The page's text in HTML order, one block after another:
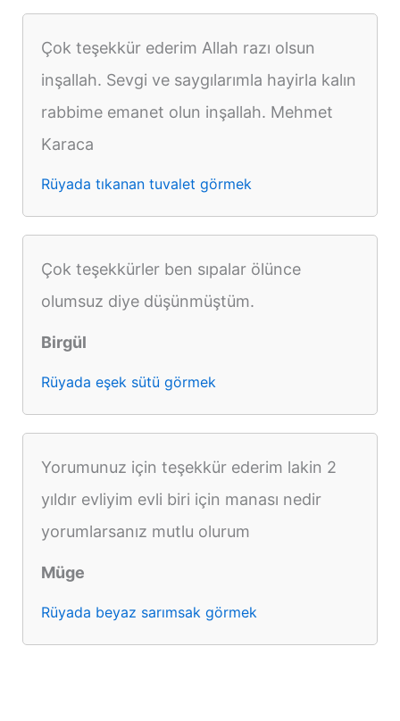
Çok teşekkür ederim Allah razı olsun
inşallah. Sevgi ve saygılarımla hayirla kalın
rabbime emanet olun inşallah. Mehmet
Karaca
Rüyada tıkanan tuvalet görmek
Çok teşekkürler ben sıpalar ölünce
olumsuz diye düşünmüştüm.
Birgül
Rüyada eşek sütü görmek
Yorumunuz için teşekkür ederim lakin 2
yıldır evliyim evli biri için manası nedir
yorumlarsanız mutlu olurum
Müge
Rüyada beyaz sarımsak görmek